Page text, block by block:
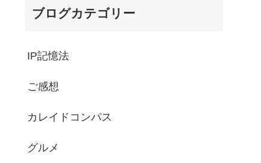
ブログカテゴリー
IP記憶法
ご感想
カレイドコンパス
グルメ